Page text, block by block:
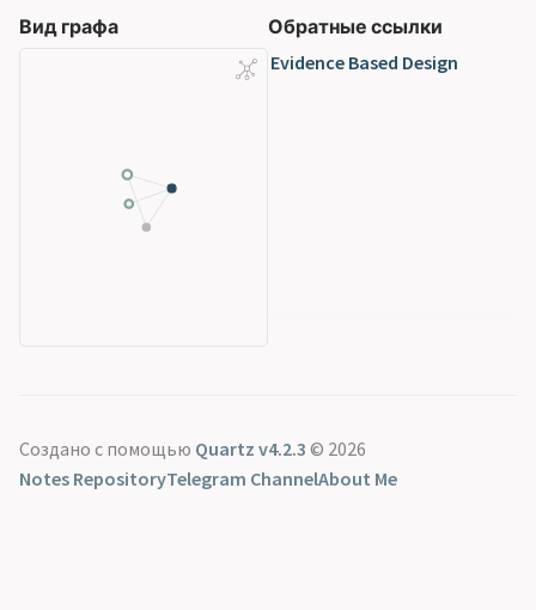
Вид графа
Обратные ссылки
Evidence Based Design
Создано с помощью Quartz v4.2.3 © 2026
Notes RepositoryTelegram ChannelAbout Me